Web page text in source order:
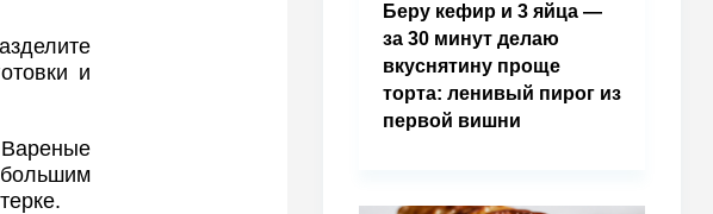
и
Беру кефир и 3 яйца —
за 30 минут делаю
вкуснятину проще
торта: ленивый пирог из
первой вишни